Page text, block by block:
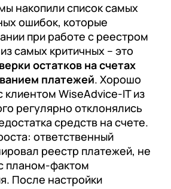
накопили список самых
ошибок, которые
при работе с реестром
самых критичных – это
остатков на счетах
платежей. Хорошо
клиентом WiseAdvice-IT из
регулярно отклонялись
средств на счете.
ответственный
реестр платежей, не
планом-фактом
После настройки